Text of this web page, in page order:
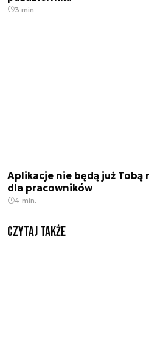
3 min.
Aplikacje nie będą już Tobą
dla pracowników
4 min.
Czytaj także